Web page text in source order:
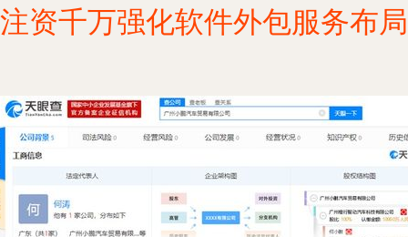
注资千万强化软件外包服务布局